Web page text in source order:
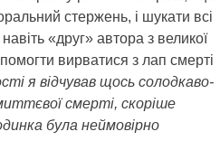
стержень, і шукати всі
«друг» автора з великої
вирватися з лап смерті
я відчував щось солодкаво-
смерті, скоріше
була неймовірно